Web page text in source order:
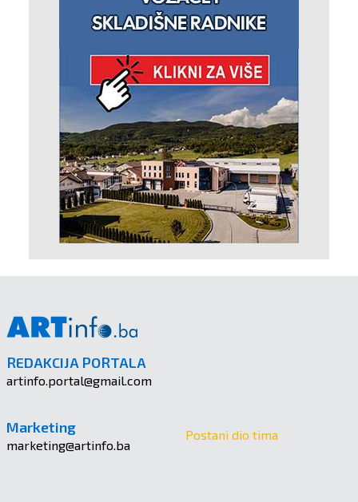
REDAKCIJA PORTALA
artinfo.portal@gmail.com
Marketing
marketing@artinfo.ba
Postani dio tima